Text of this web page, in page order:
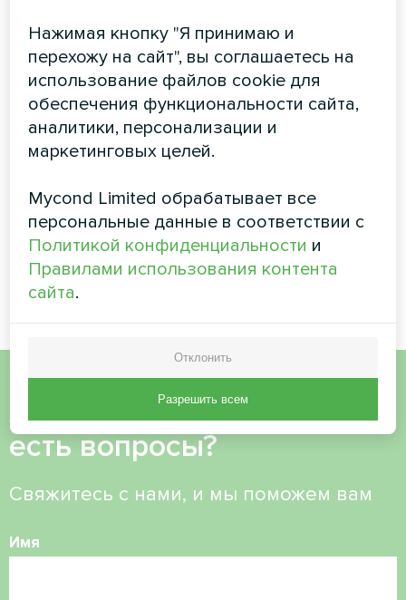
Mycond Duct
Канальный фанкойл MyCond
обеспечивает эффективное
распределение воздуха и
комфорт
установками
Mycond с
рекуперацией
энергии MVC700-A
Вентиляционная установка с
обеспечивает постоянную
подачу свежего воздуха,
одновременно рекуперируя
воздуха.
Хотите купить или у вас
есть вопросы?
Свяжитесь с нами, и мы поможем вам
Имя
Нажимая кнопку "Я принимаю и
перехожу на сайт", вы соглашаетесь на
использование файлов cookie для
обеспечения функциональности сайта,
аналитики, персонализации и
маркетинговых целей.
Mycond Limited обрабатывает все
персональные данные в соответствии с
Политикой конфиденциальности и
Правилами использования контента
сайта.
Отклонить
Разрешить всем